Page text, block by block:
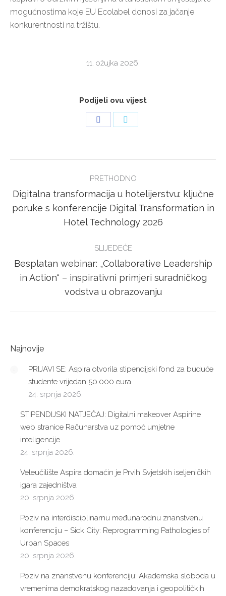
mogućnostima koje EU Ecolabel donosi za jačanje
konkurentnosti na tržištu.
11. ožujka 2026.
Podijeli ovu vijest
NAVIGATION
PRETHODNO
Previous
post:
Digitalna transformacija u hotelijerstvu: ključne
poruke s konferencije Digital Transformation in
Hotel Technology 2026
SLIJEDEĆE
Next
post:
Besplatan webinar: „Collaborative Leadership
in Action“ – inspirativni primjeri suradničkog
vodstva u obrazovanju
Najnovije
PRIJAVI SE: Aspira otvorila stipendijski fond za buduće
studente vrijedan 50.000 eura
24. srpnja 2026.
STIPENDIJSKI NATJEČAJ: Digitalni makeover Aspirine
web stranice Računarstva uz pomoć umjetne
inteligencije
24. srpnja 2026.
Veleučilište Aspira domaćin je Prvih Svjetskih iseljeničkih
igara zajedništva
20. srpnja 2026.
Poziv na interdisciplinarnu međunarodnu znanstvenu
konferenciju – Sick City: Reprogramming Pathologies of
Urban Spaces
20. srpnja 2026.
Poziv na znanstvenu konferenciju: Akademska sloboda u
vremenima demokratskog nazadovanja i geopolitičkih